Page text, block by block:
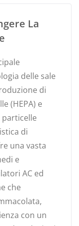
La
delle sale
di
(HEPA) e
di
una vasta
e
AC ed
che
con un